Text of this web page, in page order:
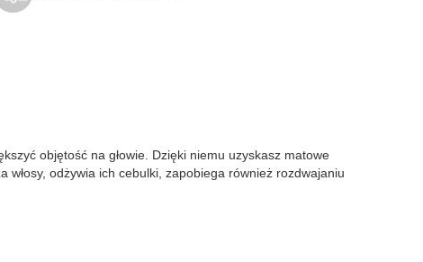
objętość na głowie. Dzięki niemu uzyskasz matowe
włosy, odżywia ich cebulki, zapobiega również rozdwajaniu